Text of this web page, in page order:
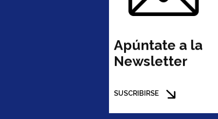
Apúntate a la
Newsletter
SUSCRIBIRSE